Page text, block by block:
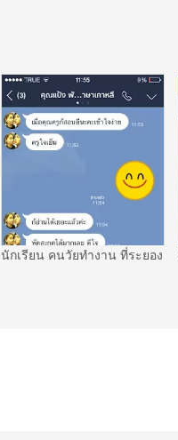
นักเรียน คนวัยทำงาน ที่ระยอง